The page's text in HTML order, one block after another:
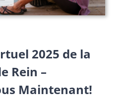
2025 de la
Rein –
Maintenant!